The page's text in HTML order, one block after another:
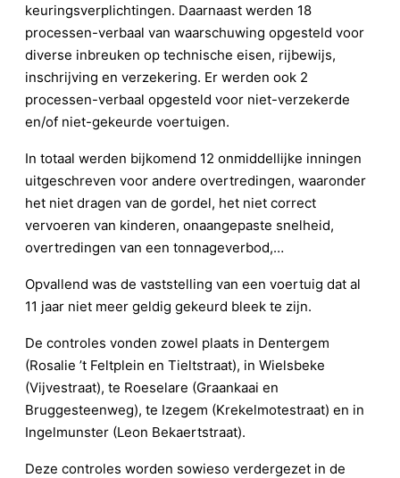
keuringsverplichtingen. Daarnaast werden 18
processen-verbaal van waarschuwing opgesteld voor
diverse inbreuken op technische eisen, rijbewijs,
inschrijving en verzekering. Er werden ook 2
processen-verbaal opgesteld voor niet-verzekerde
en/of niet-gekeurde voertuigen.
In totaal werden bijkomend 12 onmiddellijke inningen
uitgeschreven voor andere overtredingen, waaronder
het niet dragen van de gordel, het niet correct
vervoeren van kinderen, onaangepaste snelheid,
overtredingen van een tonnageverbod,…
Opvallend was de vaststelling van een voertuig dat al
11 jaar niet meer geldig gekeurd bleek te zijn.
De controles vonden zowel plaats in Dentergem
(Rosalie ’t Feltplein en Tieltstraat), in Wielsbeke
(Vijvestraat), te Roeselare (Graankaai en
Bruggesteenweg), te Izegem (Krekelmotestraat) en in
Ingelmunster (Leon Bekaertstraat).
Deze controles worden sowieso verdergezet in de